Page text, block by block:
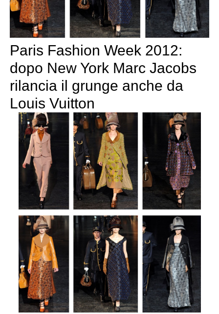
Paris Fashion Week 2012:
dopo New York Marc Jacobs
rilancia il grunge anche da
Louis Vuitton